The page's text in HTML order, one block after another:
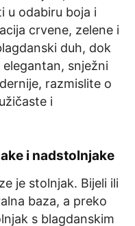
u odabiru boja i
crvene, zelene i
duh, dok
elegantan, snježni
razmislite o
i
i nadstolnjake
je stolnjak. Bijeli ili
baza, a preko
s blagdanskim